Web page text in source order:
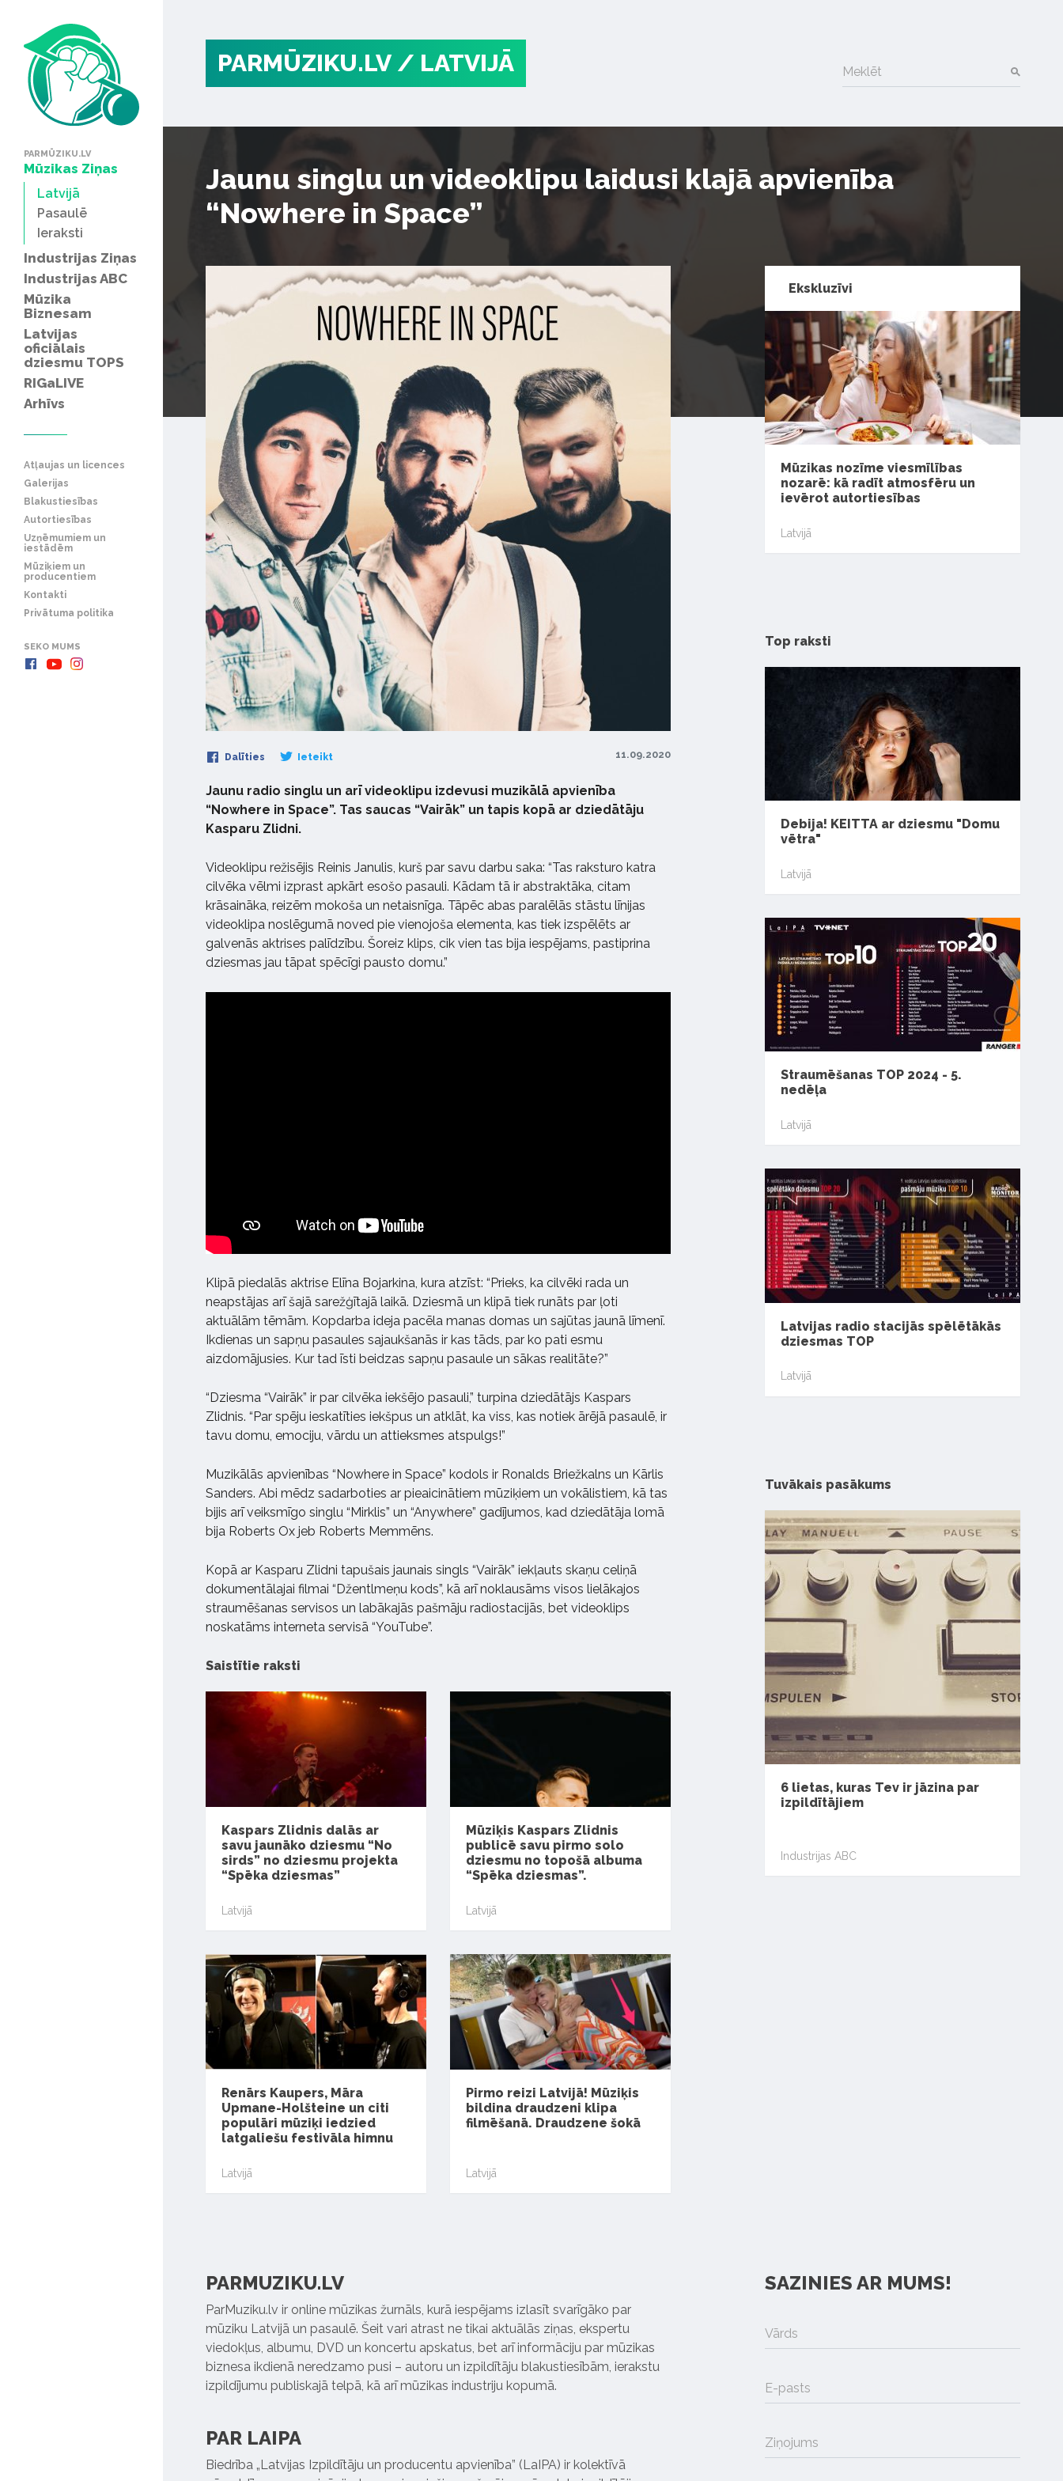
PARMŪZIKU.LV
Mūzikas Ziņas
Latvijā
Pasaulē
Ieraksti
Industrijas Ziņas
Industrijas ABC
Mūzika
Biznesam
Latvijas
oficiālais
dziesmu TOPS
RIGaLIVE
Arhīvs
Atļaujas un licences
Galerijas
Blakustiesības
Autortiesības
Uzņēmumiem un
iestādēm
Mūziķiem un
producentiem
Kontakti
Privātuma politika
SEKO MUMS
PARMŪZIKU.LV / LATVIJĀ Meklēt
Jaunu singlu un videoklipu laidusi klajā apvienība
“Nowhere in Space”
Dalīties Ieteikt 11.09.2020
Jaunu radio singlu un arī videoklipu izdevusi muzikālā apvienība
“Nowhere in Space”. Tas saucas “Vairāk” un tapis kopā ar dziedātāju
Kasparu Zlidni.
Videoklipu režisējis Reinis Janulis, kurš par savu darbu saka: “Tas raksturo katra
cilvēka vēlmi izprast apkārt esošo pasauli. Kādam tā ir abstraktāka, citam
krāsaināka, reizēm mokoša un netaisnīga. Tāpēc abas paralēlās stāstu līnijas
videoklipa noslēgumā noved pie vienojoša elementa, kas tiek izspēlēts ar
galvenās aktrises palīdzību. Šoreiz klips, cik vien tas bija iespējams, pastiprina
dziesmas jau tāpat spēcīgi pausto domu.”
Klipā piedalās aktrise Elīna Bojarkina, kura atzīst: “Prieks, ka cilvēki rada un
neapstājas arī šajā sarežģītajā laikā. Dziesmā un klipā tiek runāts par ļoti
aktuālām tēmām. Kopdarba ideja pacēla manas domas un sajūtas jaunā līmenī.
Ikdienas un sapņu pasaules sajaukšanās ir kas tāds, par ko pati esmu
aizdomājusies. Kur tad īsti beidzas sapņu pasaule un sākas realitāte?”
“Dziesma “Vairāk” ir par cilvēka iekšējo pasauli,” turpina dziedātājs Kaspars
Zlidnis. “Par spēju ieskatīties iekšpus un atklāt, ka viss, kas notiek ārējā pasaulē, ir
tavu domu, emociju, vārdu un attieksmes atspulgs!”
Muzikālās apvienības “Nowhere in Space” kodols ir Ronalds Briežkalns un Kārlis
Sanders. Abi mēdz sadarboties ar pieaicinātiem mūziķiem un vokālistiem, kā tas
bijis arī veiksmīgo singlu “Mirklis” un “Anywhere” gadījumos, kad dziedātāja lomā
bija Roberts Ox jeb Roberts Memmēns.
Kopā ar Kasparu Zlidni tapušais jaunais singls “Vairāk” iekļauts skaņu celiņā
dokumentālajai filmai “Džentlmeņu kods”, kā arī noklausāms visos lielākajos
straumēšanas servisos un labākajās pašmāju radiostacijās, bet videoklips
noskatāms interneta servisā “YouTube”.
Saistītie raksti
Kaspars Zlidnis dalās ar
savu jaunāko dziesmu “No
sirds” no dziesmu projekta
“Spēka dziesmas”
Latvijā
Mūziķis Kaspars Zlidnis
publicē savu pirmo solo
dziesmu no topošā albuma
“Spēka dziesmas”.
Latvijā
Renārs Kaupers, Māra
Upmane-Holšteine un citi
populāri mūziķi iedzied
latgaliešu festivāla himnu
Latvijā
Pirmo reizi Latvijā! Mūziķis
bildina draudzeni klipa
filmēšanā. Draudzene šokā
Latvijā
Ekskluzīvi
Mūzikas nozīme viesmīlības
nozarē: kā radīt atmosfēru un
ievērot autortiesības
Latvijā
Top raksti
Debija! KEITTA ar dziesmu "Domu
vētra"
Latvijā
Straumēšanas TOP 2024 - 5.
nedēļa
Latvijā
Latvijas radio stacijās spēlētākās
dziesmas TOP
Latvijā
Tuvākais pasākums
6 lietas, kuras Tev ir jāzina par
izpildītājiem
Industrijas ABC
PARMUZIKU.LV
ParMuziku.lv ir online mūzikas žurnāls, kurā iespējams izlasīt svarīgāko par
mūziku Latvijā un pasaulē. Šeit vari atrast ne tikai aktuālās ziņas, ekspertu
viedokļus, albumu, DVD un koncertu apskatus, bet arī informāciju par mūzikas
biznesa ikdienā neredzamo pusi – autoru un izpildītāju blakustiesībām, ierakstu
izpildījumu publiskajā telpā, kā arī mūzikas industriju kopumā.
PAR LAIPA
Biedrība „Latvijas Izpildītāju un producentu apvienība” (LaIPA) ir kolektīvā
SAZINIES AR MUMS!
Vārds
E-pasts
Ziņojums